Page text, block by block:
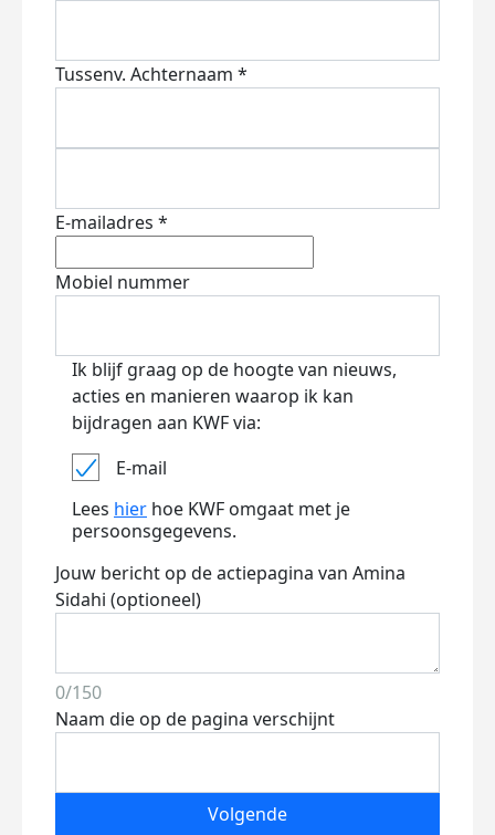
Tussenv. Achternaam *
E-mailadres *
Mobiel nummer
Ik blijf graag op de hoogte van nieuws,
acties en manieren waarop ik kan
bijdragen aan KWF via:
E-mail
Lees hier hoe KWF omgaat met je
persoonsgegevens.
Jouw bericht op de actiepagina van Amina
Sidahi (optioneel)
0/150
Naam die op de pagina verschijnt
Volgende